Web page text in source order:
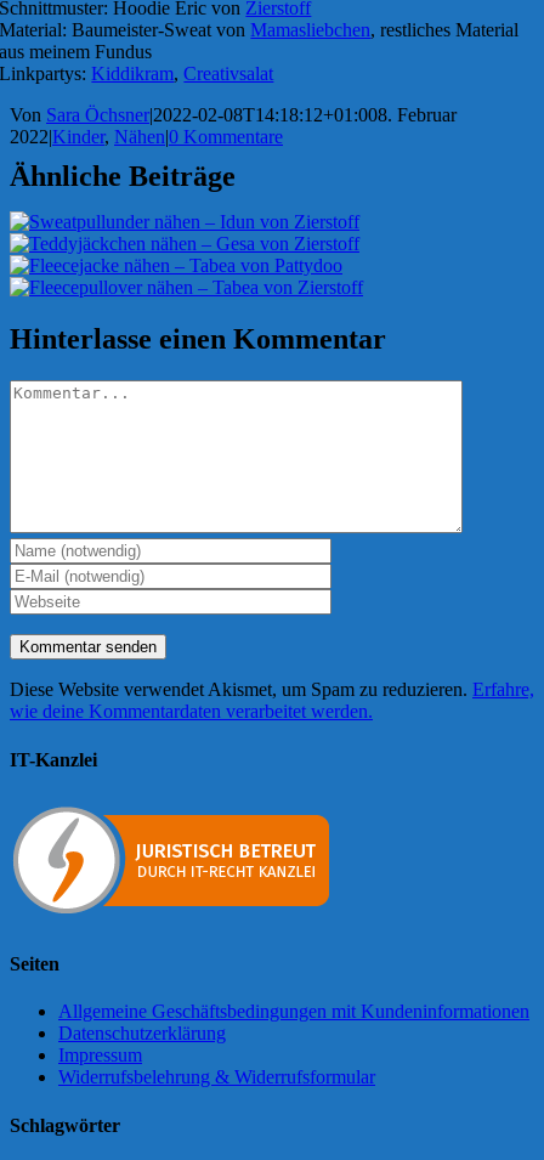
Schnittmuster: Hoodie Eric vonZierstoff
Material: Baumeister-Sweat vonMamasliebchen, restliches Material
aus meinem Fundus
Linkpartys:Kiddikram,Creativsalat
Von Sara Öchsner|2022-02-08T14:18:12+01:008. Februar
2022|Kinder, Nähen|0 Kommentare
Ähnliche Beiträge
Hinterlasse einen Kommentar
Kommentar
Diese Website verwendet Akismet, um Spam zu reduzieren. Erfahre,
wie deine Kommentardaten verarbeitet werden.
IT-Kanzlei
Seiten
Allgemeine Geschäftsbedingungen mit Kundeninformationen
Datenschutzerklärung
Impressum
Widerrufsbelehrung & Widerrufsformular
Schlagwörter